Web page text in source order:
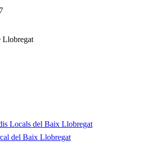
Llobregat
Locals del Baix Llobregat
del Baix Llobregat